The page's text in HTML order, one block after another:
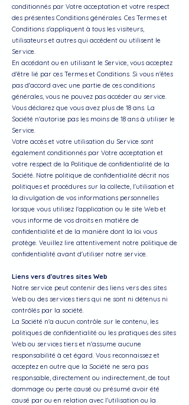
conditionnés par Votre acceptation et votre respect
des présentes Conditions générales. Ces Termes et
Conditions s'appliquent à tous les visiteurs,
utilisateurs et autres qui accèdent ou utilisent le
Service.
En accédant ou en utilisant le Service, vous acceptez
d'être lié par ces Termes et Conditions. Si vous n'êtes
pas d'accord avec une partie de ces conditions
générales, vous ne pouvez pas accéder au service.
Vous déclarez que vous avez plus de 18 ans. La
Société n'autorise pas les moins de 18 ans à utiliser le
Service.
Votre accès et votre utilisation du Service sont
également conditionnés par Votre acceptation et
votre respect de la Politique de confidentialité de la
Société. Notre politique de confidentialité décrit nos
politiques et procédures sur la collecte, l'utilisation et
la divulgation de vos informations personnelles
lorsque vous utilisez l'application ou le site Web et
vous informe de vos droits en matière de
confidentialité et de la manière dont la loi vous
protège. Veuillez lire attentivement notre politique de
confidentialité avant d'utiliser notre service.
Liens vers d'autres sites Web
Notre service peut contenir des liens vers des sites
Web ou des services tiers qui ne sont ni détenus ni
contrôlés par la société.
La Société n'a aucun contrôle sur le contenu, les
politiques de confidentialité ou les pratiques des sites
Web ou services tiers et n'assume aucune
responsabilité à cet égard. Vous reconnaissez et
acceptez en outre que la Société ne sera pas
responsable, directement ou indirectement, de tout
dommage ou perte causé ou présumé avoir été
causé par ou en relation avec l'utilisation ou la